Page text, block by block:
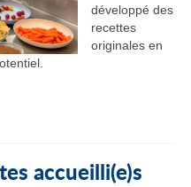
développé des
recettes
originales en
accueilli(e)s